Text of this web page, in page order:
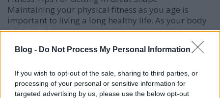
Blog - Do Not Process My Personal Information
If you wish to opt-out of the sale, sharing to third parties, or
processing of your personal or sensitive information for
targeted advertising by us, please use the below opt-out
Maintaining your physical fitness as you age is
important to living a long healthy life. As your body
ages, your ...
À perte sur par où commencer avec
le marketing d'article? Lisez ces
conseils pour des idées